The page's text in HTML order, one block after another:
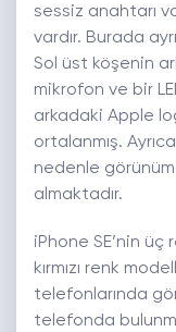
sessiz anahtarı
vardır. Burada
Sol üst köşenin
mikrofon ve bir
arkadaki Apple
ortalanmış.
nedenle
almaktadır.
iPhone SE’nin üç
kırmızı renk
telefonlarında
telefonda